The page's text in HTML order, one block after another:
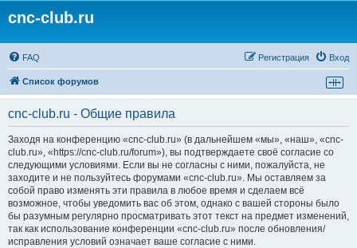
cnc-club.ru
FAQ Вход
Регистрация
Список форумов
cnc-club.ru - Общие правила
Заходя на конференцию «cnc-club.ru» (в дальнейшем «мы», «наш», «cnc-
club.ru», «https://cnc-club.ru/forum»), вы подтверждаете своё согласие со
следующими условиями. Если вы не согласны с ними, пожалуйста, не
заходите и не пользуйтесь форумами «cnc-club.ru». Мы оставляем за
собой право изменять эти правила в любое время и сделаем всё
возможное, чтобы уведомить вас об этом, однако с вашей стороны было
бы разумным регулярно просматривать этот текст на предмет изменений,
так как использование конференции «cnc-club.ru» после обновления/
исправления условий означает ваше согласие с ними.